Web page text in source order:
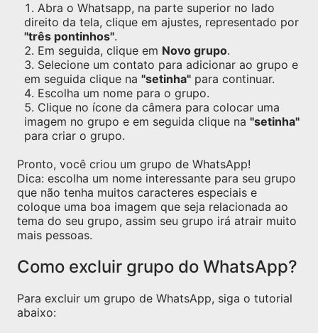
Abra o Whatsapp, na parte superior no lado
direito da tela, clique em ajustes, representado por
"três pontinhos".
Em seguida, clique em Novo grupo.
Selecione um contato para adicionar ao grupo e
em seguida clique na "setinha" para continuar.
Escolha um nome para o grupo.
Clique no ícone da câmera para colocar uma
imagem no grupo e em seguida clique na "setinha"
para criar o grupo.
Pronto, você criou um grupo de WhatsApp!
Dica: escolha um nome interessante para seu grupo
que não tenha muitos caracteres especiais e
coloque uma boa imagem que seja relacionada ao
tema do seu grupo, assim seu grupo irá atrair muito
mais pessoas.
Como excluir grupo do WhatsApp?
Para excluir um grupo de WhatsApp, siga o tutorial
abaixo: